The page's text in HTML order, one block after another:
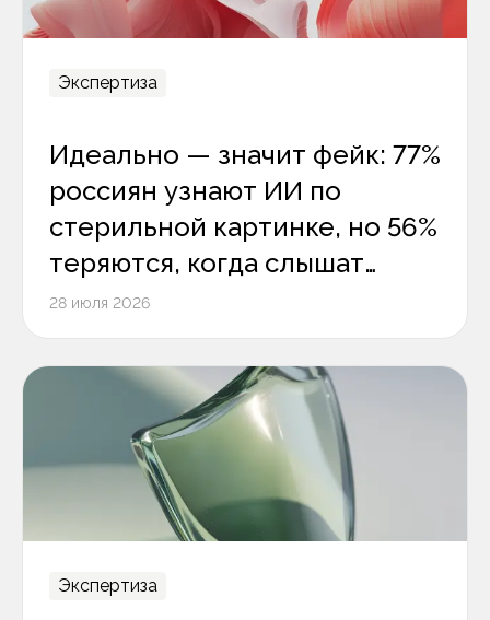
Экспертиза
Идеально — значит фейк: 77%
россиян узнают ИИ по
стерильной картинке, но 56%
теряются, когда слышат
цифровой голос
28 июля 2026
Экспертиза